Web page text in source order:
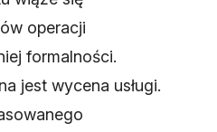
operacji
formalności.
jest wycena usługi.